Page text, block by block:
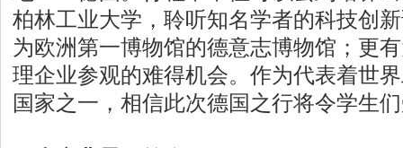
柏林工业大学，聆听知名学者的科技创
为欧洲第一博物馆的德意志博物馆；更
理企业参观的难得机会。作为代表着世
国家之一，相信此次德国之行将令学生